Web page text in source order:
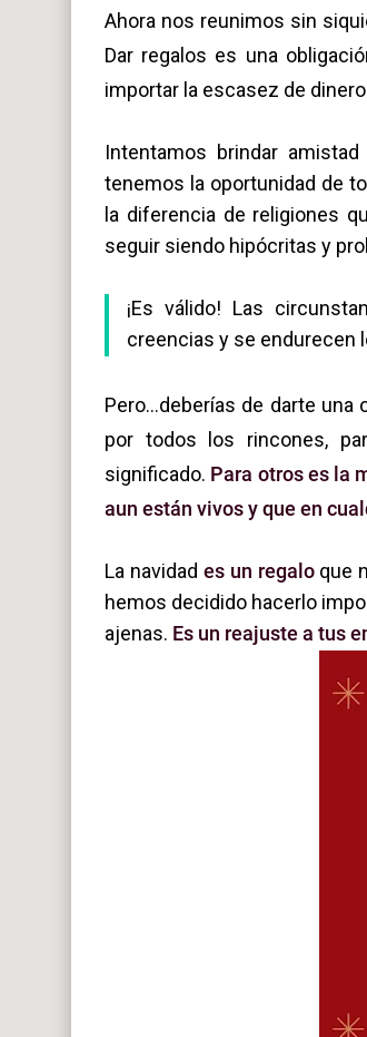
Ahora nos reunimos sin
Dar regalos es una
importar la escasez de
Intentamos brindar
tenemos la oportunidad de
la diferencia de religiones
seguir siendo hipócritas y
¡Es válido! Las
creencias y se endurecen
Pero…deberías de darte una
por todos los rincones,
significado. Para otros es la
aun están vivos y que en
La navidad es un regalo que
hemos decidido hacerlo
ajenas. Es un reajuste a tus